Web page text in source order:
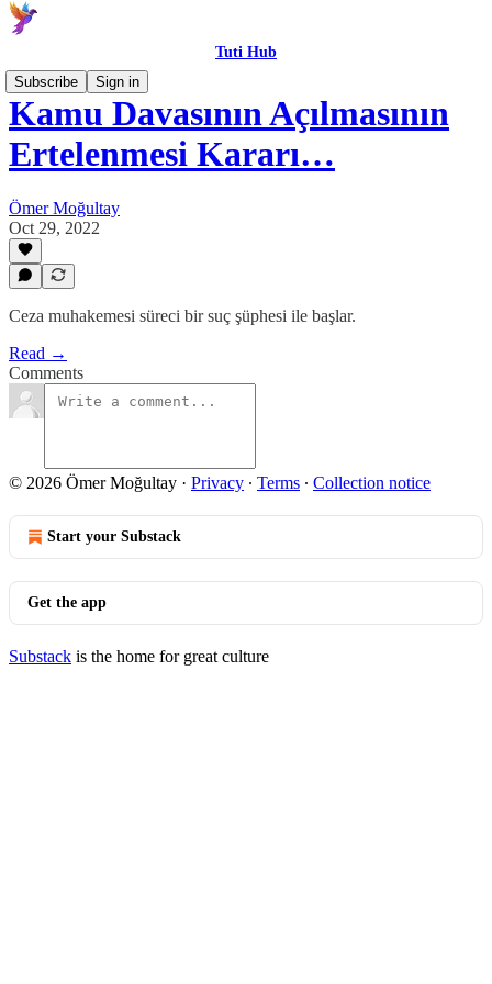
Tuti Hub
Subscribe
Sign in
Kamu Davasının Açılmasının
Ertelenmesi Kararı…
Ömer Moğultay
Oct 29, 2022
Ceza muhakemesi süreci bir suç şüphesi ile başlar.
Read →
Comments
© 2026 Ömer Moğultay · Privacy ∙ Terms ∙ Collection notice
Start your Substack
Get the app
Substack is the home for great culture